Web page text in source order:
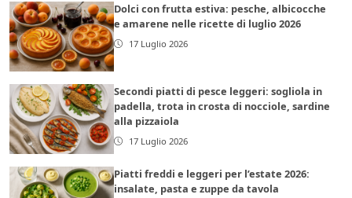
Dolci con frutta estiva: pesche, albicocche
e amarene nelle ricette di luglio 2026
17 Luglio 2026
Secondi piatti di pesce leggeri: sogliola in
padella, trota in crosta di nocciole, sardine
alla pizzaiola
17 Luglio 2026
Piatti freddi e leggeri per l’estate 2026:
insalate, pasta e zuppe da tavola